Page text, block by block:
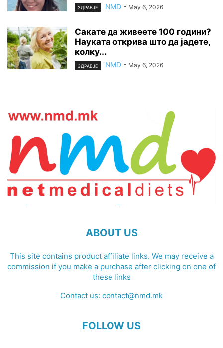
ЗДРАВЈЕ NMD - May 6, 2026
Сакате да живеете 100 години?
Науката открива што да јадете,
колку...
ЗДРАВЈЕ NMD - May 6, 2026
ABOUT US
This site contains product affiliate links. We may receive a
commission if you make a purchase after clicking on one of
these links
Contact us: contact@nmd.mk
FOLLOW US